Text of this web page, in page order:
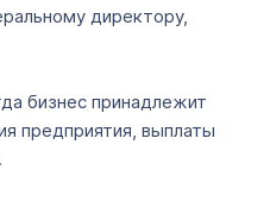
директору,
бизнес принадлежит
предприятия, выплаты